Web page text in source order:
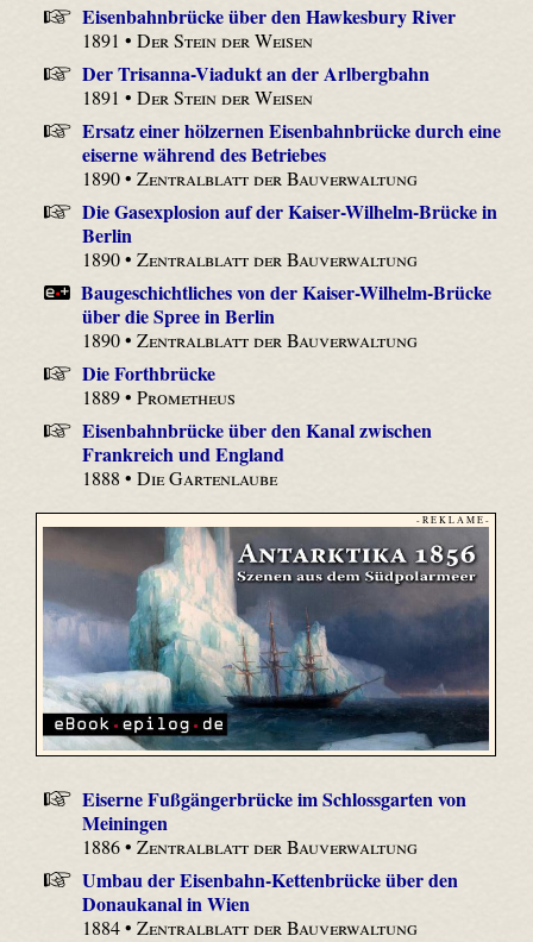
Eisenbahnbrücke über den Hawkesbury River
1891 •Der Stein der Weisen
Der Trisanna-Viadukt an der Arlbergbahn
1891 •Der Stein der Weisen
Ersatz einer hölzernen Eisenbahnbrücke durch eine
eiserne während des Betriebes
1890 •Zentralblatt der Bauverwaltung
Die Gasexplosion auf der Kaiser-Wilhelm-Brücke in
Berlin
1890 •Zentralblatt der Bauverwaltung
Baugeschichtliches von der Kaiser-Wilhelm-Brücke
über die Spree in Berlin
1890 •Zentralblatt der Bauverwaltung
Die Forthbrücke
1889 •Prometheus
Eisenbahnbrücke über den Kanal zwischen
Frankreich und England
1888 •Die Gartenlaube
- R E K L A M E -
Eiserne Fußgängerbrücke im Schlossgarten von
Meiningen
1886 •Zentralblatt der Bauverwaltung
Umbau der Eisenbahn-Kettenbrücke über den
Donaukanal in Wien
1884 •Zentralblatt der Bauverwaltung